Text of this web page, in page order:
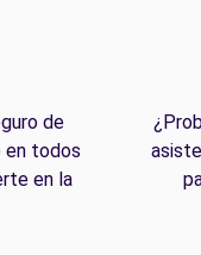
de
en todos
en la